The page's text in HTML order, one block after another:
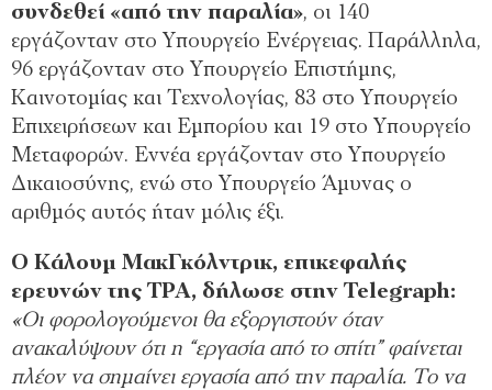
συνδεθεί «από την παραλία», οι 140
εργάζονταν στο Υπουργείο Ενέργειας. Παράλληλα,
96 εργάζονταν στο Υπουργείο Επιστήμης,
Καινοτομίας και Τεχνολογίας, 83 στο Υπουργείο
Επιχειρήσεων και Εμπορίου και 19 στο Υπουργείο
Μεταφορών. Εννέα εργάζονταν στο Υπουργείο
Δικαιοσύνης, ενώ στο Υπουργείο Άμυνας ο
αριθμός αυτός ήταν μόλις έξι.
Ο Κάλουμ ΜακΓκόλντρικ, επικεφαλής
ερευνών της TPA, δήλωσε στην Telegraph:
«Οι φορολογούμενοι θα εξοργιστούν όταν
ανακαλύψουν ότι η “εργασία από το σπίτι” φαίνεται
πλέον να σημαίνει εργασία από την παραλία. Το να